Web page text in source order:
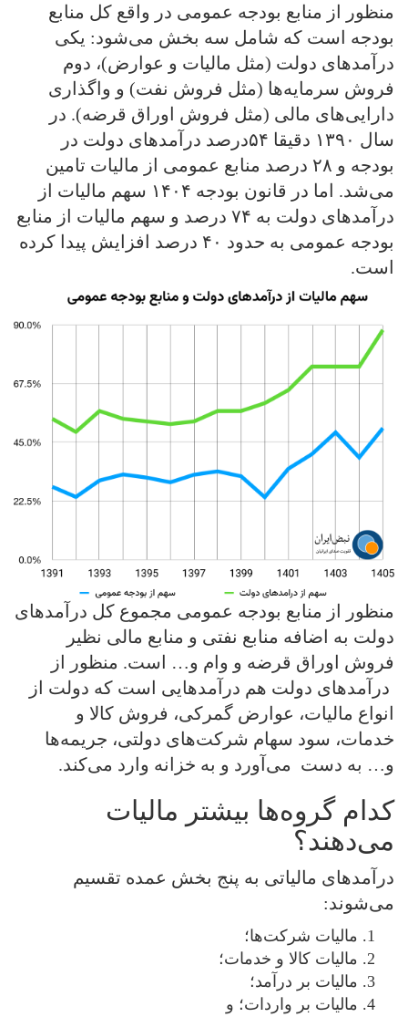
منظور از منابع بودجه عمومی در واقع کل منابع
بودجه است که شامل سه بخش می‌شود: یکی
درآمدهای دولت (مثل مالیات و عوارض)، دوم
فروش سرمایه‌ها (مثل فروش نفت) و واگذاری
دارایی‌های مالی (مثل فروش اوراق قرضه). در
سال ۱۳۹۰ دقیقا ۵۴درصد درآمدهای دولت در
بودجه و ۲۸ درصد منابع عمومی از مالیات تامین
می‌شد. اما در قانون بودجه ۱۴۰۴ سهم مالیات از
درآمدهای دولت به ۷۴ درصد و سهم مالیات از منابع
بودجه عمومی به حدود ۴۰ درصد افزایش پیدا کرده
است.
منظور از منابع بودجه عمومی مجموع کل درآمدهای
دولت به اضافه منابع نفتی و منابع مالی نظیر
فروش اوراق قرضه و وام و… است. منظور از
درآمدهای دولت هم درآمدهایی است که دولت از
انواع مالیات، عوارض گمرکی، فروش کالا و
خدمات، سود سهام شرکت‌های دولتی، جریمه‌ها
و… به دست می‌آورد و به خزانه وارد می‌کند.
کدام گروه‌ها بیشتر مالیات
می‌دهند؟
درآمدهای مالیاتی به پنج بخش عمده تقسیم
می‌شوند:‌
مالیات شرکت‌ها؛
مالیات کالا و خدمات؛
مالیات بر درآمد؛
مالیات بر واردات؛ و